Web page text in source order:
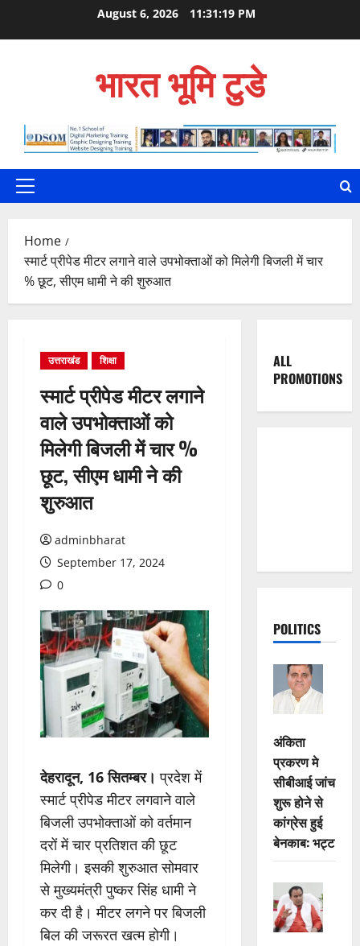
August 6, 2026 11:31:20 PM
भारत भूमि टुडे
Primary
Home
स्मार्ट प्रीपेड मीटर लगाने वाले उपभोक्ताओं को मिलेगी बिजली में चार
% छूट, सीएम धामी ने की शुरुआत
उत्तराखंड शिक्षा
स्मार्ट प्रीपेड मीटर लगाने
वाले उपभोक्ताओं को
मिलेगी बिजली में चार %
छूट, सीएम धामी ने की
शुरुआत
adminbharat
September 17, 2024
0
देहरादून, 16 सितम्बर। प्रदेश में
स्मार्ट प्रीपेड मीटर लगवाने वाले
बिजली उपभोक्ताओं को वर्तमान
दरों में चार प्रतिशत की छूट
मिलेगी। इसकी शुरुआत सोमवार
से मुख्यमंत्री पुष्कर सिंह धामी ने
कर दी है। मीटर लगने पर बिजली
बिल की जरूरत खत्म होगी।
ALL
PROMOTIONS
POLITICS
अंकिता
प्रकरण मे
सीबीआई जांच
शुरू होने से
कांग्रेस हुई
बेनकाब: भट्ट